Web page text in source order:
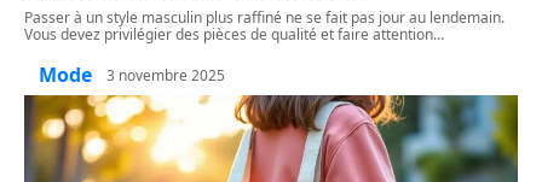
Passer à un style masculin plus raffiné ne se fait pas jour au lendemain.
Vous devez privilégier des pièces de qualité et faire attention…
Mode 3 novembre 2025